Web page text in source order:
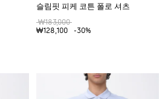
슬림핏 피케 코튼 폴로 셔츠
₩183,000
₩128,100
-30%